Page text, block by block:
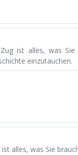
ist alles, was Sie
einzutauchen.
alles, was Sie